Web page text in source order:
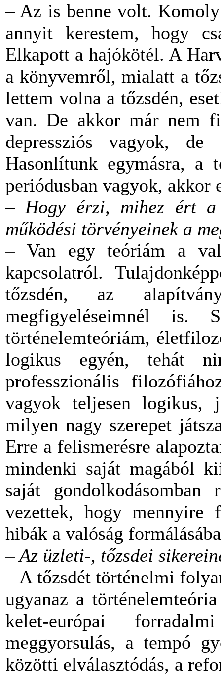
– Az is benne volt. Komoly
annyit kerestem, hogy
Elkapott a hajókötél. A
a könyvemről, mialatt a
lettem volna a tőzsdén,
van. De akkor már nem
depressziós vagyok,
Hasonlítunk egymásra, a
periódusban vagyok, akkor
– Hogy érzi, mihez ért a
működési törvényeinek a
– Van egy teóriám a
kapcsolatról.
tőzsdén, az
megfigyeléseimnél
történelemteóriám,
logikus egyén, tehát
professzionális
vagyok teljesen
milyen nagy szerepet
Erre a felismerésre
mindenki saját magából
saját
vezettek, hogy mennyire
hibák a valóság
– Az üzleti-, tőzsdei
– A tőzsdét történelmi
ugyanaz a
kelet-európai
meggyorsulás, a tempó
közötti elválasztódás, a